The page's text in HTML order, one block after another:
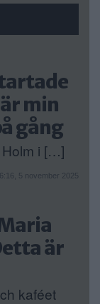
min
gång
Holm i […]
5 november 2025
är
kaféet